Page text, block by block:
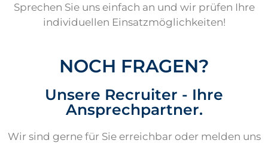
Sprechen Sie uns einfach an und wir prüfen Ihre
individuellen Einsatzmöglichkeiten!
NOCH FRAGEN?
Unsere Recruiter - Ihre
Ansprechpartner.
Wir sind gerne für Sie erreichbar oder melden uns